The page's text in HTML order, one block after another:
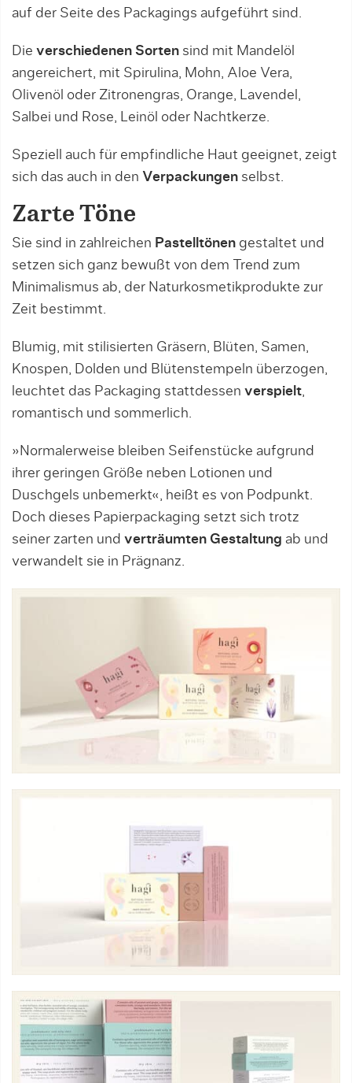
auf der Seite des Packagings aufgeführt sind.
Die verschiedenen Sorten sind mit Mandelöl
angereichert, mit Spirulina, Mohn, Aloe Vera,
Olivenöl oder Zitronengras, Orange, Lavendel,
Salbei und Rose, Leinöl oder Nachtkerze.
Speziell auch für empfindliche Haut geeignet, zeigt
sich das auch in den Verpackungen selbst.
Zarte Töne
Sie sind in zahlreichen Pastelltönen gestaltet und
setzen sich ganz bewußt von dem Trend zum
Minimalismus ab, der Naturkosmetikprodukte zur
Zeit bestimmt.
Blumig, mit stilisierten Gräsern, Blüten, Samen,
Knospen, Dolden und Blütenstempeln überzogen,
leuchtet das Packaging stattdessen verspielt,
romantisch und sommerlich.
»Normalerweise bleiben Seifenstücke aufgrund
ihrer geringen Größe neben Lotionen und
Duschgels unbemerkt«, heißt es von Podpunkt.
Doch dieses Papierpackaging setzt sich trotz
seiner zarten und verträumten Gestaltung ab und
verwandelt sie in Prägnanz.